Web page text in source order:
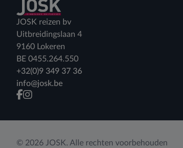
Terug naar home
JOSK reizen bv
Uitbreidingslaan 4
9160 Lokeren
BE 0455.264.550
+32(0)9 349 37 36
info@josk.be
facebook
instagram
© 2026 JOSK. Alle rechten voorbehouden